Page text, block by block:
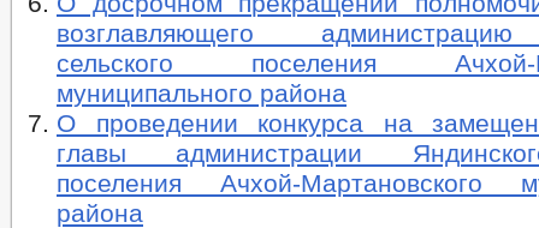
возглавляющего
сельского поселения Ачхой-
муниципального района
О проведении конкурса на
главы администрации
поселения Ачхой-Мартановского
района